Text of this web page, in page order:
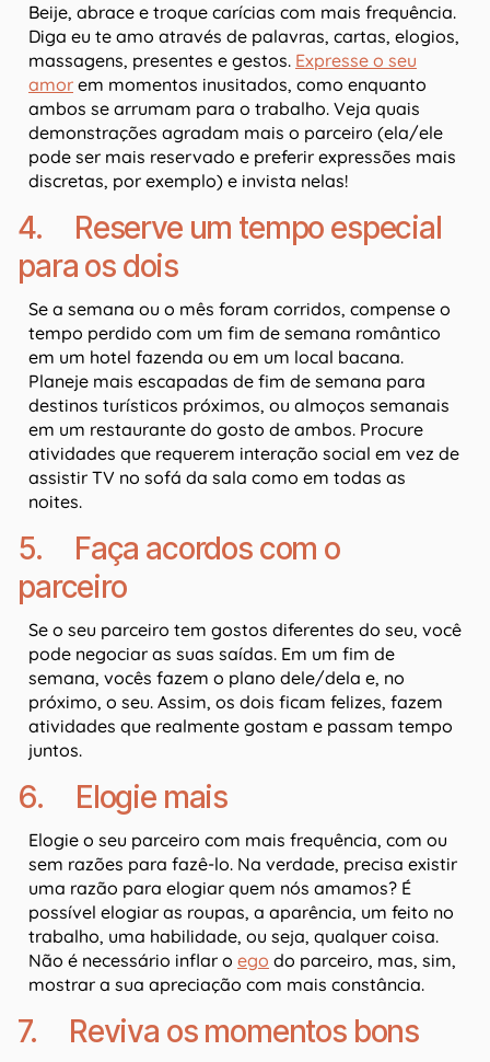
Beije, abrace e troque carícias com mais frequência.
Diga eu te amo através de palavras, cartas, elogios,
massagens, presentes e gestos. Expresse o seu
amor em momentos inusitados, como enquanto
ambos se arrumam para o trabalho. Veja quais
demonstrações agradam mais o parceiro (ela/ele
pode ser mais reservado e preferir expressões mais
discretas, por exemplo) e invista nelas!
4. Reserve um tempo especial
para os dois
Se a semana ou o mês foram corridos, compense o
tempo perdido com um fim de semana romântico
em um hotel fazenda ou em um local bacana.
Planeje mais escapadas de fim de semana para
destinos turísticos próximos, ou almoços semanais
em um restaurante do gosto de ambos. Procure
atividades que requerem interação social em vez de
assistir TV no sofá da sala como em todas as
noites.
5. Faça acordos com o
parceiro
Se o seu parceiro tem gostos diferentes do seu, você
pode negociar as suas saídas. Em um fim de
semana, vocês fazem o plano dele/dela e, no
próximo, o seu. Assim, os dois ficam felizes, fazem
atividades que realmente gostam e passam tempo
juntos.
6. Elogie mais
Elogie o seu parceiro com mais frequência, com ou
sem razões para fazê-lo. Na verdade, precisa existir
uma razão para elogiar quem nós amamos? É
possível elogiar as roupas, a aparência, um feito no
trabalho, uma habilidade, ou seja, qualquer coisa.
Não é necessário inflar o ego do parceiro, mas, sim,
mostrar a sua apreciação com mais constância.
7. Reviva os momentos bons